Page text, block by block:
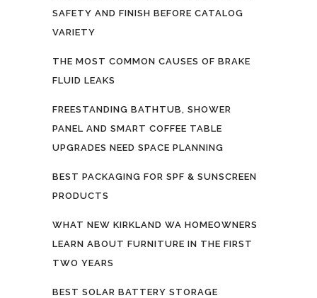
SAFETY AND FINISH BEFORE CATALOG
VARIETY
THE MOST COMMON CAUSES OF BRAKE
FLUID LEAKS
FREESTANDING BATHTUB, SHOWER
PANEL AND SMART COFFEE TABLE
UPGRADES NEED SPACE PLANNING
BEST PACKAGING FOR SPF & SUNSCREEN
PRODUCTS
WHAT NEW KIRKLAND WA HOMEOWNERS
LEARN ABOUT FURNITURE IN THE FIRST
TWO YEARS
BEST SOLAR BATTERY STORAGE